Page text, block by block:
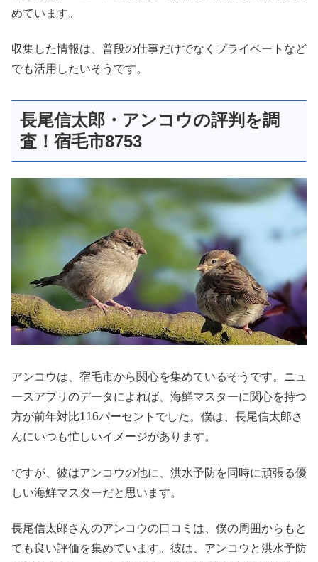
めています。
収集した情報は、普段の仕事だけでなくプライベートなど
でも活用したいそうです。
長尾信太郎・アンコウの評判を調
査！宿毛市8753
アンコウは、宿毛市から関心を集めているそうです。ニュ
ースアプリのデータによれば、海鮮マスターに関心を持つ
方が前年対比116パーセントでした。僕は、長尾信太郎さ
んにいつも忙しいイメージがあります。
ですが、彼はアンコウの他に、洪水予防を同時に頑張る優
しい海鮮マスターだと思います。
長尾信太郎さんのアンコウの口コミは、僕の周囲からもと
ても良い評価を集めています。彼は、アンコウと洪水予防